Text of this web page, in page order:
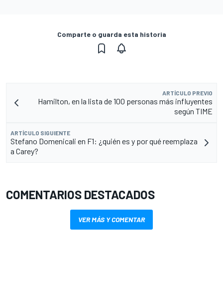
Comparte o guarda esta historia
ARTÍCULO PREVIO
Hamilton, en la lista de 100 personas más influyentes
según TIME
ARTÍCULO SIGUIENTE
Stefano Domenicali en F1: ¿quién es y por qué reemplaza
a Carey?
COMENTARIOS DESTACADOS
VER MÁS Y COMENTAR